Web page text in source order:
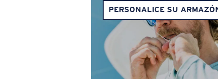
PERSONALICE SU